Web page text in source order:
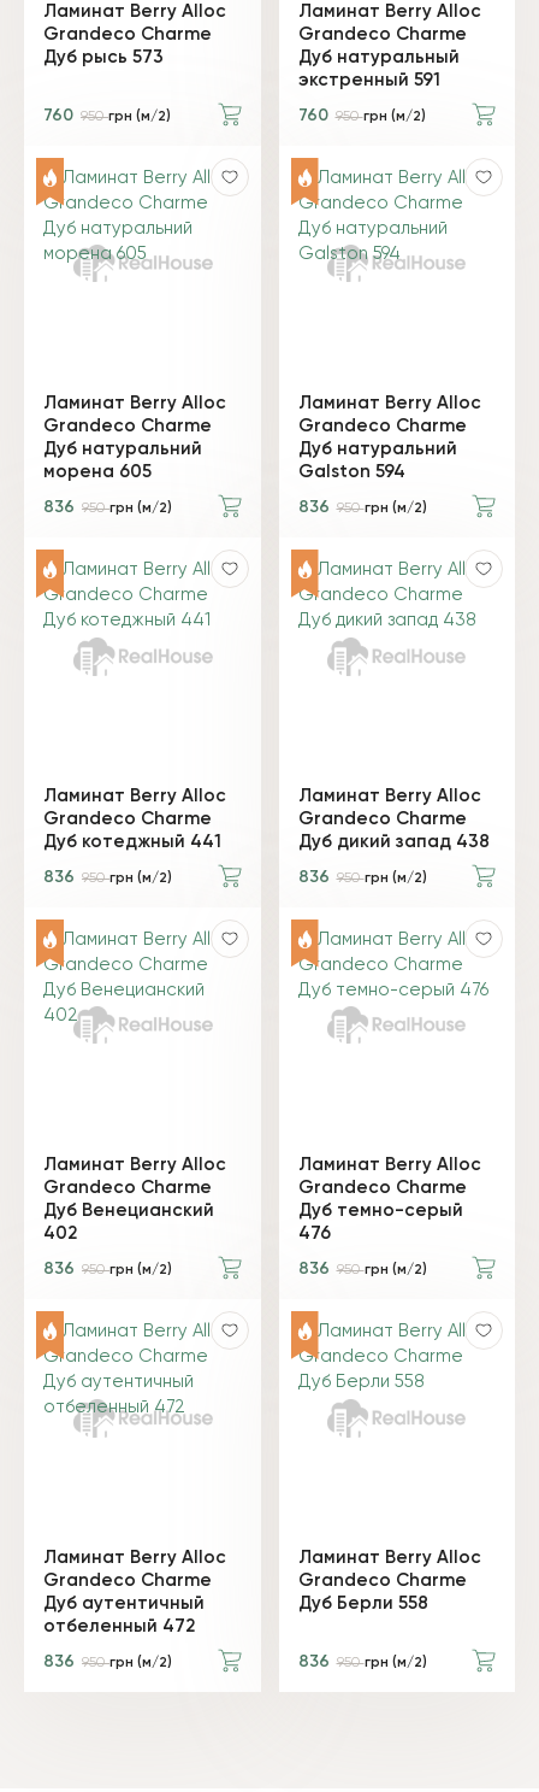
Ламинат Berry Alloc
Grandeco Charme
Дуб рысь 573
760 950грн (м/2)
Ламинат Berry Alloc
Grandeco Charme
Дуб натуральный
экстренный 591
760 950грн (м/2)
Ламинат Berry Alloc
Grandeco Charme
Дуб натуральний
морена 605
836 950грн (м/2)
Ламинат Berry Alloc
Grandeco Charme
Дуб натуральний
Galston 594
836 950грн (м/2)
Ламинат Berry Alloc
Grandeco Charme
Дуб котеджный 441
836 950грн (м/2)
Ламинат Berry Alloc
Grandeco Charme
Дуб дикий запад 438
836 950грн (м/2)
Ламинат Berry Alloc
Grandeco Charme
Дуб Венецианский
402
836 950грн (м/2)
Ламинат Berry Alloc
Grandeco Charme
Дуб темно-серый
476
836 950грн (м/2)
Ламинат Berry Alloc
Grandeco Charme
Дуб аутентичный
отбеленный 472
836 950грн (м/2)
Ламинат Berry Alloc
Grandeco Charme
Дуб Берли 558
836 950грн (м/2)